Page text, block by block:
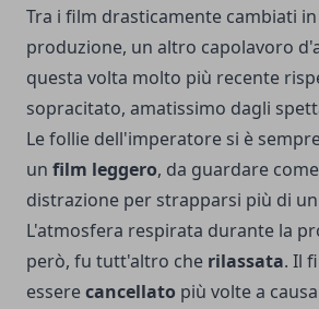
Tra i film drasticamente cambiati
produzione, un altro capolavoro
questa volta molto più recente
sopracitato, amatissimo dagli
Le follie dell'imperatore si è
un film leggero, da guardare
distrazione per strapparsi più di
L'atmosfera respirata durante la
però, fu tutt'altro che rilassata. Il
esserecancellato più volte a